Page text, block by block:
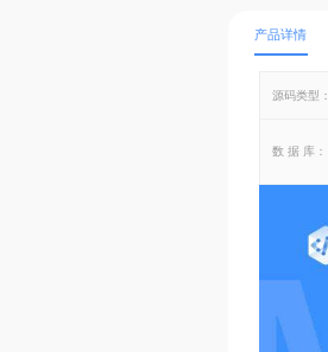
产品详情
源码类型：
数 据 库：